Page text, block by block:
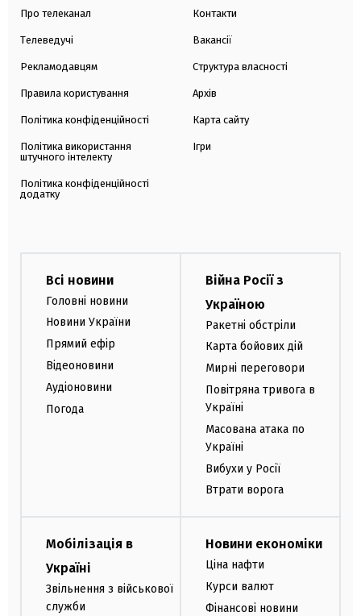
Про телеканал
Телеведучі
Рекламодавцям
Правила користування
Політика конфіденційності
Політика використання
штучного інтелекту
Політика конфіденційності
додатку
Контакти
Вакансії
Структура власності
Архів
Карта сайту
Ігри
Всі новини
Головні новини
Новини України
Прямий ефір
Відеоновини
Аудіоновини
Погода
Війна Росії з
Україною
Ракетні обстріли
Карта бойових дій
Мирні переговори
Повітряна тривога в
Україні
Масована атака по
Україні
Вибухи у Росії
Втрати ворога
Мобілізація в
Україні
Звільнення з військової
служби
Новини економіки
Ціна нафти
Курси валют
Фінансові новини